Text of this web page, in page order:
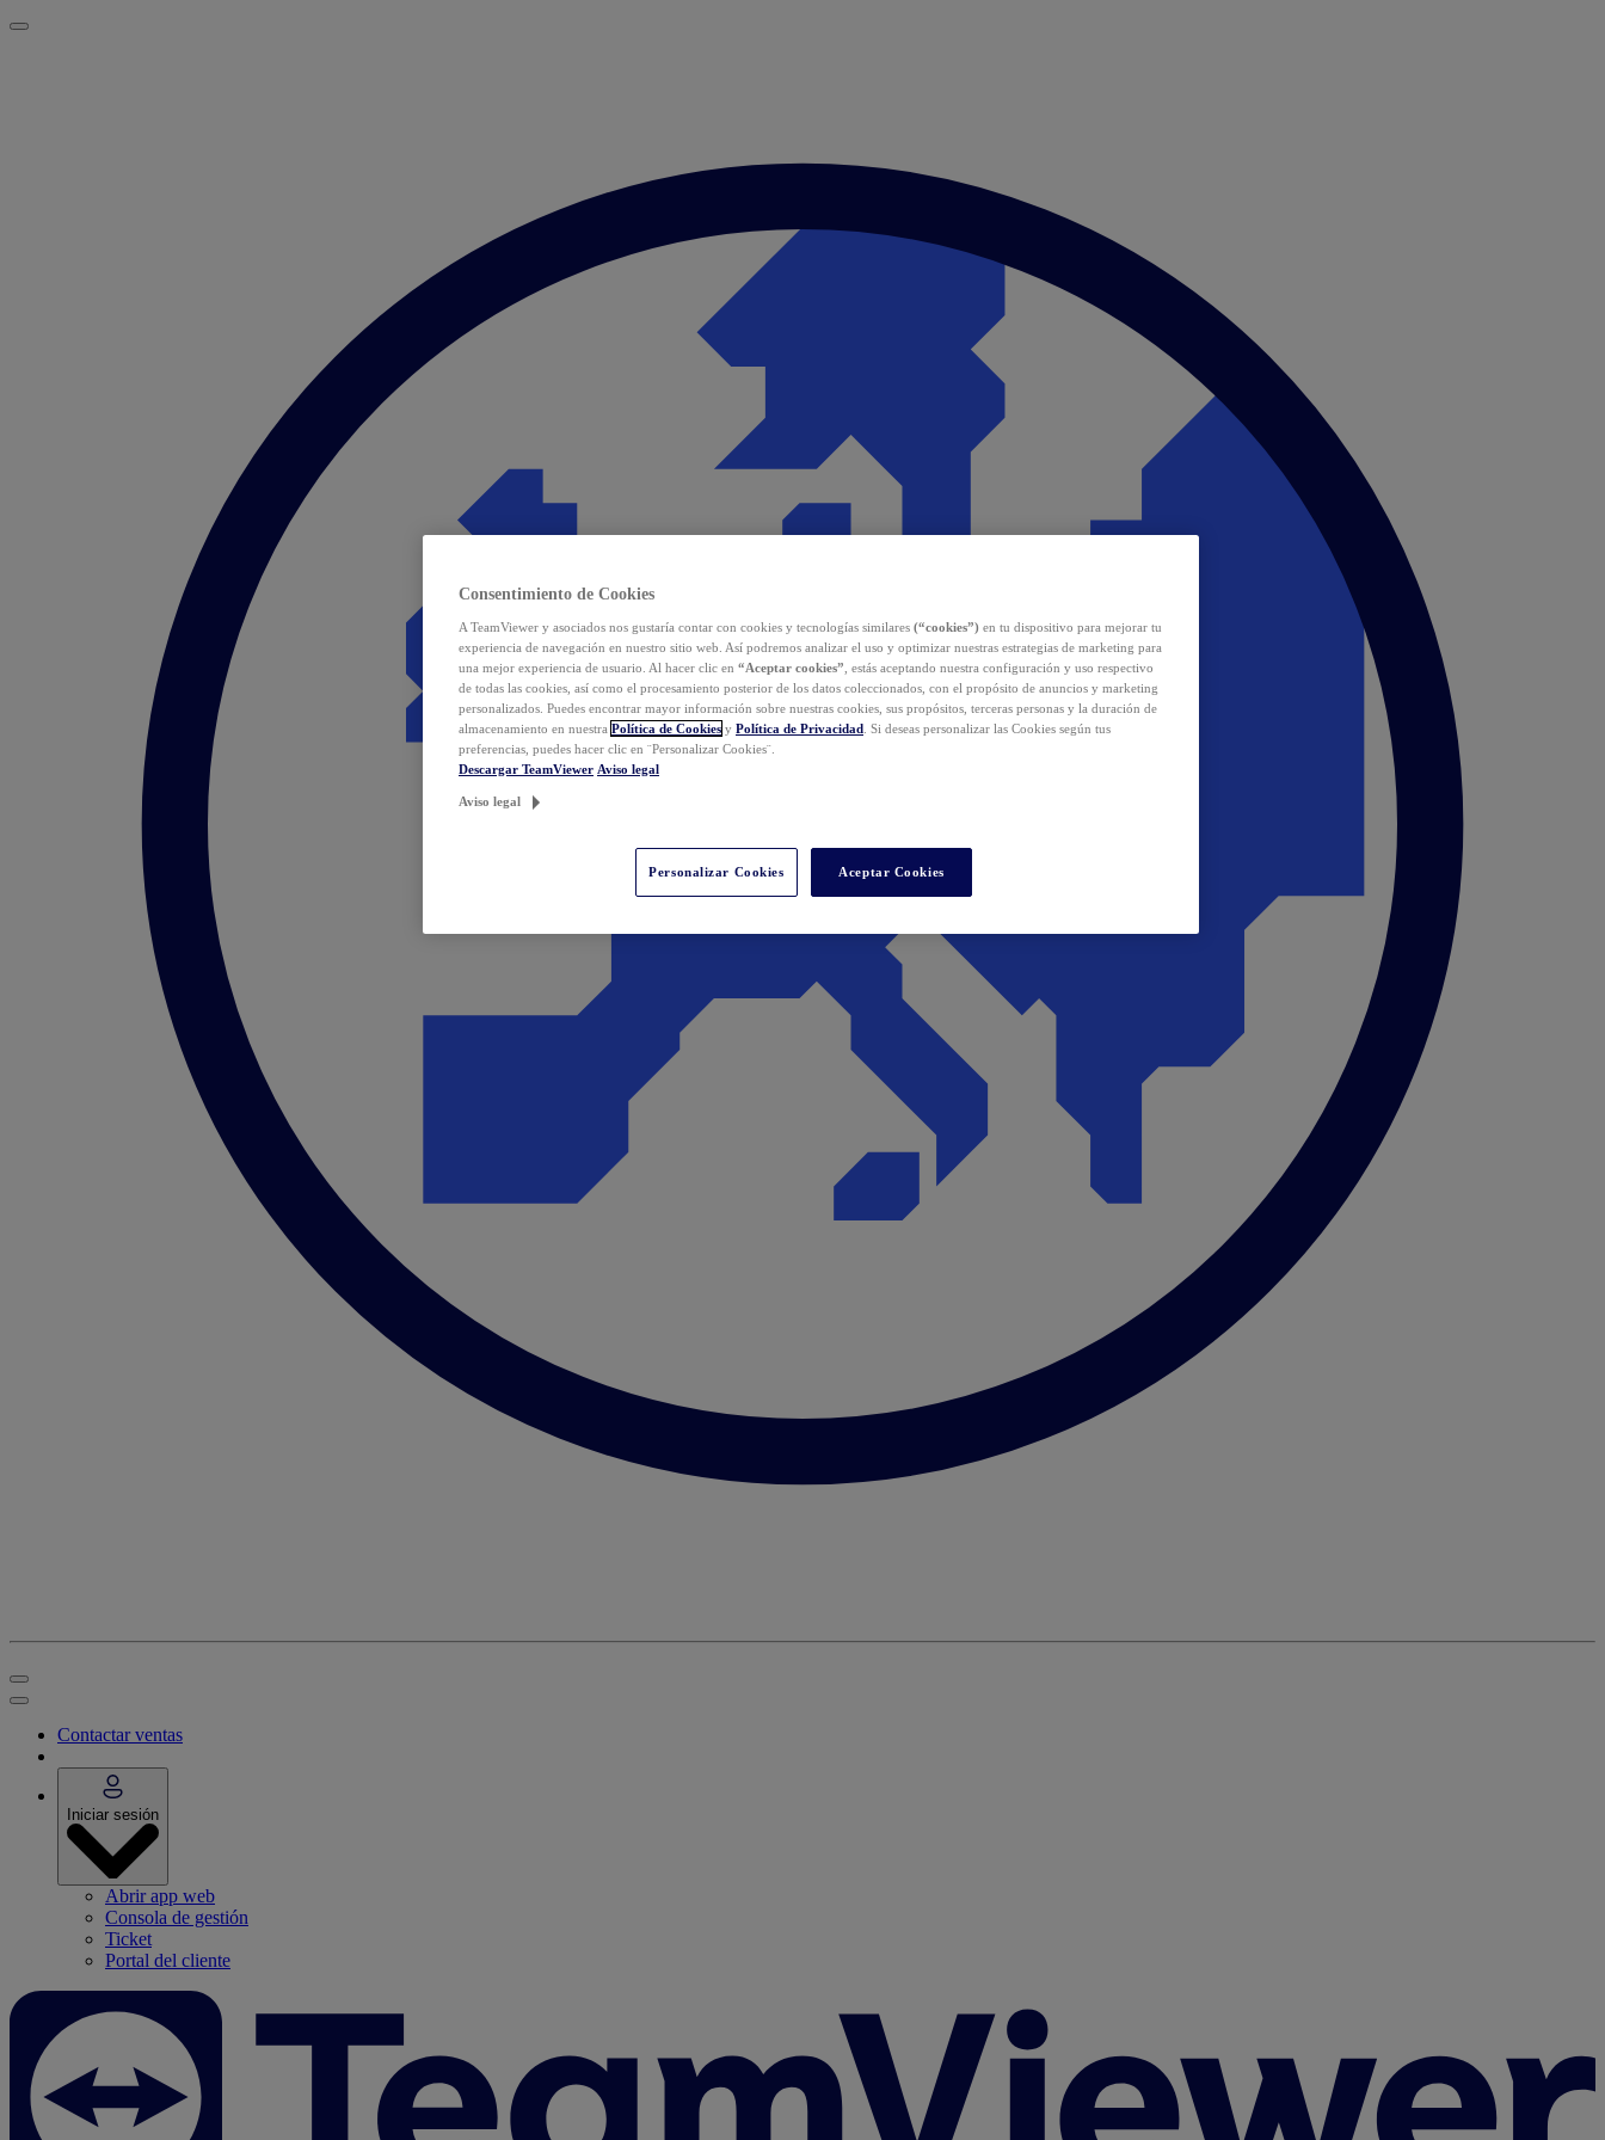
Contactar ventas
Iniciar sesión
Abrir app web
Consola de gestión
Ticket
Portal del cliente
Consentimiento de Cookies
A TeamViewer y asociados nos gustaría contar con cookies y tecnologías similares (“cookies”) en tu dispositivo para mejorar tu
experiencia de navegación en nuestro sitio web. Así podremos analizar el uso y optimizar nuestras estrategias de marketing para
una mejor experiencia de usuario. Al hacer clic en “Aceptar cookies” , estás aceptando nuestra configuración y uso respectivo
de todas las cookies, así como el procesamiento posterior de los datos coleccionados, con el propósito de anuncios y marketing
personalizados. Puedes encontrar mayor información sobre nuestras cookies, sus propósitos, terceras personas y la duración de
almacenamiento en nuestra Política de Cookies y Política de Privacidad . Si deseas personalizar las Cookies según tus
preferencias, puedes hacer clic en ¨Personalizar Cookies¨.
Descargar TeamViewer Aviso legal
Aviso legal
Personalizar Cookies Aceptar Cookies